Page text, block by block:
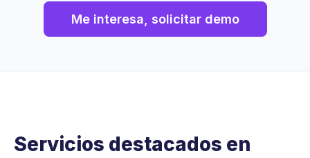
Me interesa, solicitar demo
Servicios destacados en